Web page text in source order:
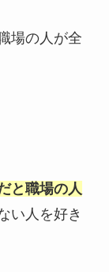
場の人が全
と職場の人
い人を好き